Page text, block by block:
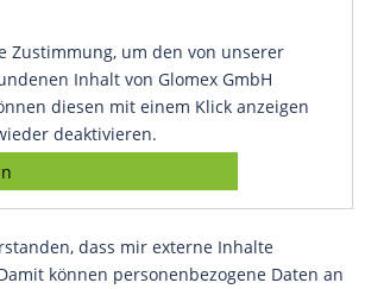
Zustimmung, um den von unserer
Inhalt von Glomex GmbH
diesen mit einem Klick anzeigen
deaktivieren.
dass mir externe Inhalte
können personenbezogene Daten an